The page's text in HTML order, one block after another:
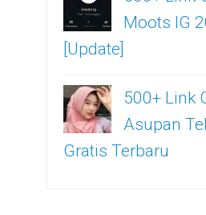
Moots IG
[Update]
500+ Link
Asupan
Gratis Terbaru